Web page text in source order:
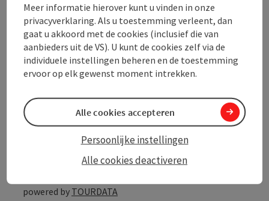
Geschiktheid
Toegankelijkheid
PDF aanmaken
Bijdrage printen
In de buurt
powered by TOURDATA
Meer informatie hierover kunt u vinden in onze
privacyverklaring. Als u toestemming verleent, dan
gaat u akkoord met de cookies (inclusief die van
aanbieders uit de VS). U kunt de cookies zelf via de
individuele instellingen beheren en de toestemming
ervoor op elk gewenst moment intrekken.
Alle cookies deactiveren
Persoonlijke instellingen
Alle cookies accepteren